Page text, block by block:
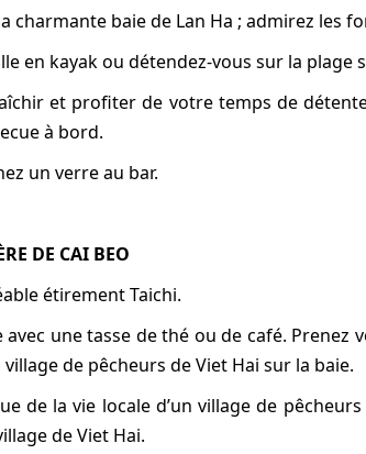
charmante baie de Lan Ha ; admirez les
en kayak ou détendez-vous sur la plage
et profiter de votre temps de
à bord.
un verre au bar.
DE CAI BEO
étirement Taichi.
avec une tasse de thé ou de café.
de pêcheurs de Viet Hai sur la baie.
de la vie locale d’un village de
de Viet Hai.